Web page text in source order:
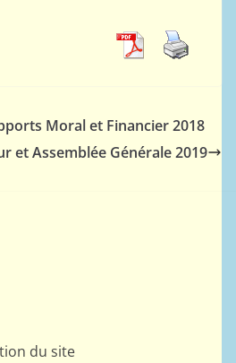
Moral et Financier 2018
et Assemblée Générale 2019
du site